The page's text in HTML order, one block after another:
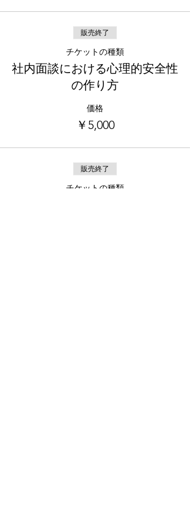
販売終了
チケットの種類
社内面談における心理的安全性
の作り方
価格
￥5,000
販売終了
チケットの種類